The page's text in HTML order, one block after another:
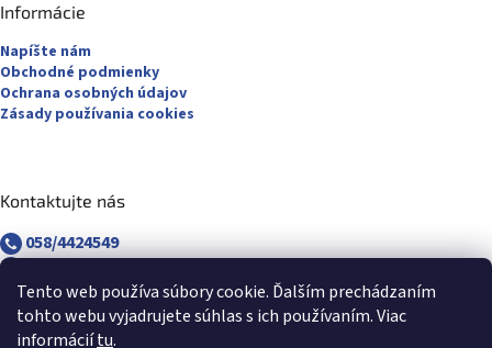
Tento web používa súbory cookie. Ďalším prechádzaním
tohto webu vyjadrujete súhlas s ich používaním. Viac
informáciítu.
Informácie
Napíšte nám
Obchodné podmienky
Ochrana osobných údajov
Zásady používania cookies
Kontaktujte nás
058/4424549
revuca@majsterpapier.sk